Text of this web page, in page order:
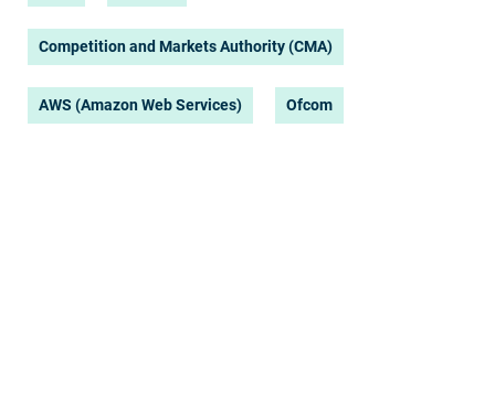
Competition and Markets Authority (CMA)
AWS (Amazon Web Services) Ofcom